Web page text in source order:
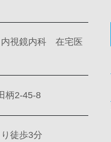
視鏡内科 在宅医
柄2-45-8
徒歩3分